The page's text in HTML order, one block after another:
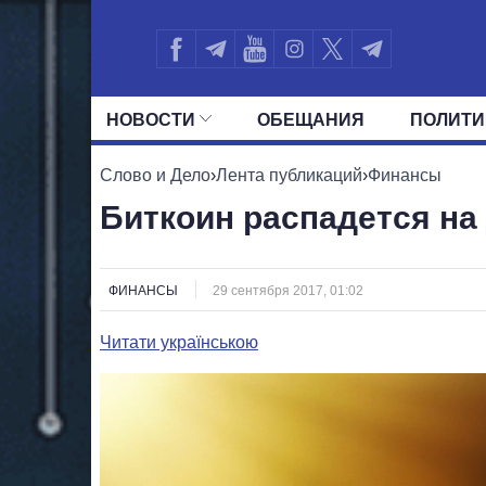
НОВОСТИ ОБЕЩАНИЯ
ВСЕ ПОЛИТИКИ ПРЕЗИДЕНТ И
Слово и Дело›Лента публикаций›Финансы
Биткоин распадется
ФИНАНСЫ 29 сентября 2017, 01:02
Читати українською